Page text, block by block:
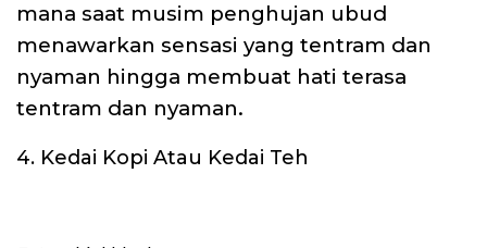
mana saat musim penghujan ubud
menawarkan sensasi yang tentram dan
nyaman hingga membuat hati terasa
tentram dan nyaman.
4. Kedai Kopi Atau Kedai Teh